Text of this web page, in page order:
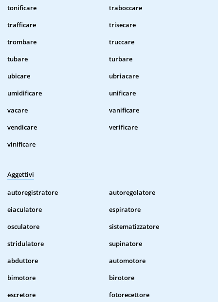
tonificare
traboccare
trafficare
trisecare
trombare
truccare
tubare
turbare
ubicare
ubriacare
umidificare
unificare
vacare
vanificare
vendicare
verificare
vinificare
Aggettivi
autoregistratore
autoregolatore
eiaculatore
espiratore
osculatore
sistematizzatore
stridulatore
supinatore
abduttore
automotore
bimotore
birotore
escretore
fotorecettore